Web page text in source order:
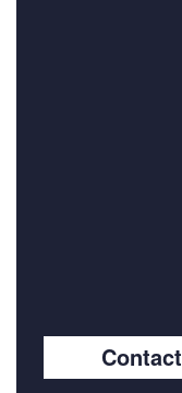
Contact